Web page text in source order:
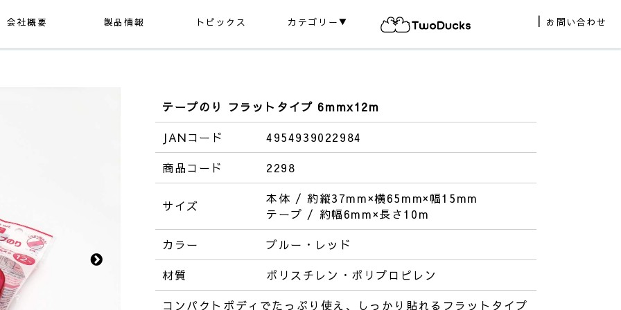
会社概要 製品情報 トピックス カテゴリー▼ お問い合わせ
テープのり フラットタイプ 6mmx12m
JANコード
4954939022984
商品コード
2298
サイズ
本体 / 約縦37mm×横65mm×幅15mm
テープ / 約幅6mm×長さ10m
カラー
ブルー・レッド
材質
ポリスチレン・ポリプロピレン
コンパクトボディでたっぷり使え、しっかり貼れるフラットタイプ